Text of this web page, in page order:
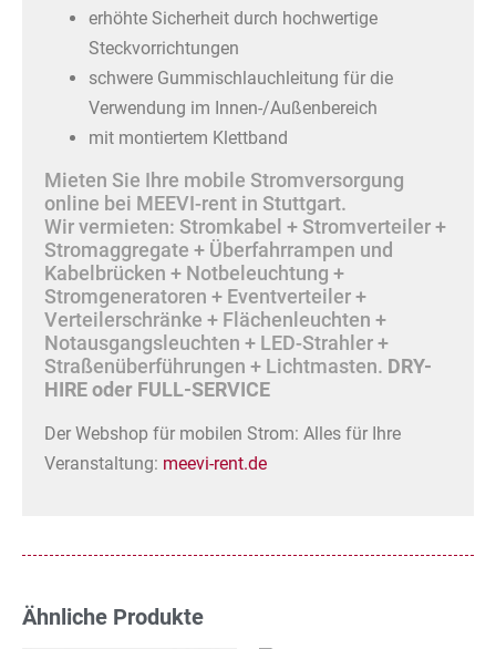
erhöhte Sicherheit durch hochwertige
Steckvorrichtungen
schwere Gummischlauchleitung für die
Verwendung im Innen-/Außenbereich
mit montiertem Klettband
Mieten Sie Ihre mobile Stromversorgung
online bei MEEVI-rent in Stuttgart.
Wir vermieten: Stromkabel + Stromverteiler +
Stromaggregate + Überfahrrampen und
Kabelbrücken + Notbeleuchtung +
Stromgeneratoren + Eventverteiler +
Verteilerschränke + Flächenleuchten +
Notausgangsleuchten + LED-Strahler +
Straßenüberführungen + Lichtmasten. DRY-
HIRE oder FULL-SERVICE
Der Webshop für mobilen Strom: Alles für Ihre
Veranstaltung: meevi-rent.de
Ähnliche Produkte